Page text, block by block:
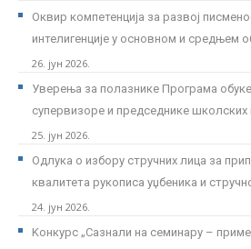
Оквир компетенција за развој
интелигенције у основном и средњем
26. јун 2026.
Уверења за полазнике Програмa
супервизоре и председнике школских
25. јун 2026.
Одлука о избору стручних лица за
квалитета рукописа уџбеника и
24. јун 2026.
Kонкурс „Сазнали на семинару –